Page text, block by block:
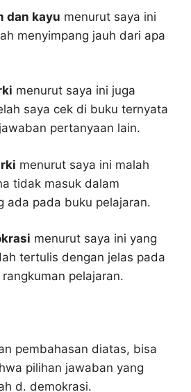
dan kayu menurut saya ini
menyimpang jauh dari apa
menurut saya ini juga
saya cek di buku ternyata
pertanyaan lain.
menurut saya ini malah
tidak masuk dalam
ada pada buku pelajaran.
menurut saya ini yang
tertulis dengan jelas pada
pelajaran.
pembahasan diatas, bisa
pilihan jawaban yang
d. demokrasi.